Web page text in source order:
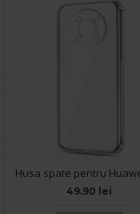
49.90 lei